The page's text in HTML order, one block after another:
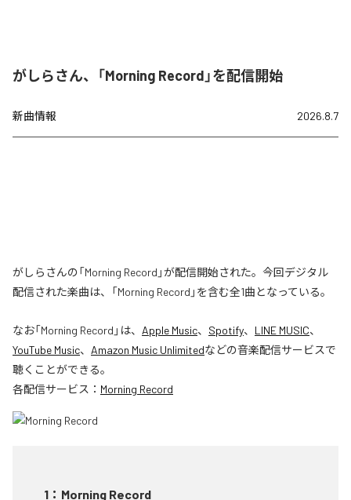
がしらさん、「Morning Record」を配信開始
新曲情報 2026.8.7
がしらさんの「Morning Record」が配信開始された。今回デジタル
配信された楽曲は、「Morning Record」を含む全1曲となっている。
なお「Morning Record 」は、 Apple Music、 Spotify、 LINE MUSIC、
YouTube Music、 Amazon Music Unlimitedなどの音楽配信サービスで
聴くことができる。
各配信サービス： Morning Record
1 ： Morning Record